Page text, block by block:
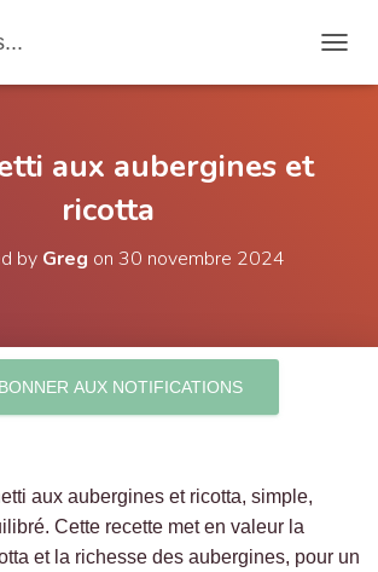
aux aubergines et
ricotta
by Greg on 30 novembre 2024
AUX NOTIFICATIONS
aux aubergines et ricotta, simple,
Cette recette met en valeur la
et la richesse des aubergines, pour un